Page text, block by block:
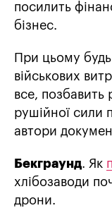
посилить
бізнес.
При цьому
військових
все, позбавить
рушійної сили
автори
Бекграунд. Як
хлібозаводи
дрони.